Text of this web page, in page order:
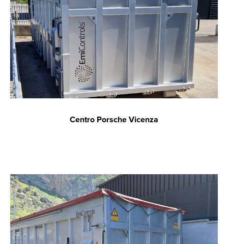
Centro Porsche Vicenza